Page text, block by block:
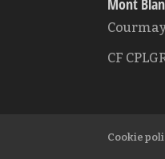
CF
Cookie